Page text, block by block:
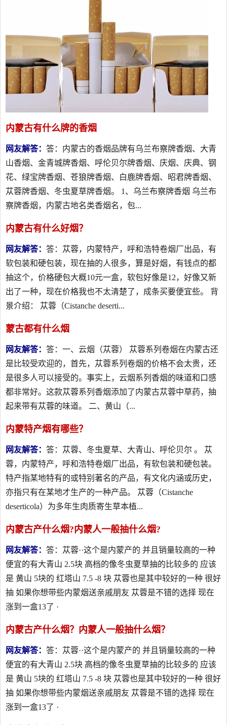
内蒙古有什么牌的香烟
网友解答： 答：内蒙古的香烟品牌有乌兰布察牌香烟、大青
山香烟、金青城牌香烟、呼伦贝尔牌香烟、庆烟、庆典、钢
花、绿宝牌香烟、苍狼牌香烟、白鹿牌香烟、昭君牌香烟、
苁蓉牌香烟、冬虫夏草牌香烟。 1、乌兰布察牌香烟 乌兰布
察牌香烟，内蒙古地名类香烟名，包...
内蒙古有什么好烟？
网友解答： 答：苁蓉，内蒙特产，呼和浩特卷烟厂出品，有
软包装和硬包装，现在抽的人很多，算是好烟，有钱点的都
抽这个，价格硬包大概10元一盒，软包好像是12，好像又新
出了一种，现在价格我也不太清楚了，成条买要便宜些。 背
景介绍： 苁蓉（Cistanche deserti...
蒙古都有什么烟
网友解答： 答：一、云烟（苁蓉） 苁蓉系列卷烟在内蒙古还
是比较受欢迎的，首先，苁蓉系列卷烟的价格不会太贵，还
是很多人可以接受的。事实上，云烟系列香烟的味道和口感
都非常好。这款苁蓉系列香烟添加了内蒙古苁蓉中草药，抽
起来带有苁蓉的味道。 二、黄山（...
内蒙特产烟有哪些？
网友解答： 答：苁蓉、冬虫夏草、大青山、呼伦贝尔 。 苁
蓉，内蒙特产，呼和浩特卷烟厂出品，有软包装和硬包装。
特产指某地特有的或特别著名的产品，有文化内涵或历史，
亦指只有在某地才生产的一种产品。 苁蓉（Cistanche
deserticola）为多年生肉质寄生草本植...
内蒙古产什么烟?内蒙人一般抽什么烟?
网友解答： 答：苁蓉··这个是内蒙产的 并且销量较高的一种
便宜的有大青山 2.5块 高档的像冬虫夏草抽的比较多的 应该
是 黄山 5块的 红塔山 7.5 -8 块 苁蓉也是其中较好的一种 很好
抽 如果你想带些内蒙烟送亲戚朋友 苁蓉是不错的选择 现在
涨到一盒13了 ·
内蒙古产什么烟？内蒙人一般抽什么烟？
网友解答： 答：苁蓉··这个是内蒙产的 并且销量较高的一种
便宜的有大青山 2.5块 高档的像冬虫夏草抽的比较多的 应该
是 黄山 5块的 红塔山 7.5 -8 块 苁蓉也是其中较好的一种 很好
抽 如果你想带些内蒙烟送亲戚朋友 苁蓉是不错的选择 现在
涨到一盒13了 ·